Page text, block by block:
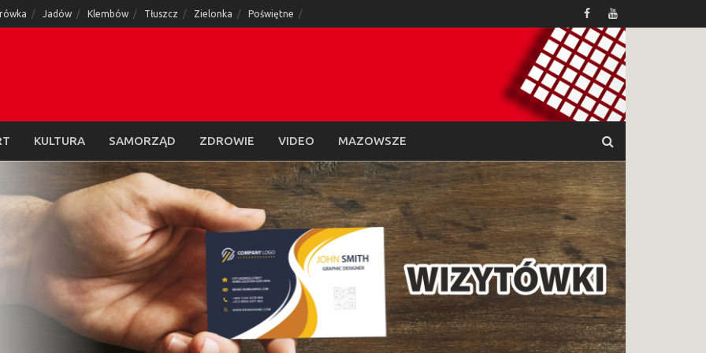
Jadów Klembów Tłuszcz Zielonka Poświętne
KULTURA SAMORZĄD ZDROWIE VIDEO MAZOWSZE